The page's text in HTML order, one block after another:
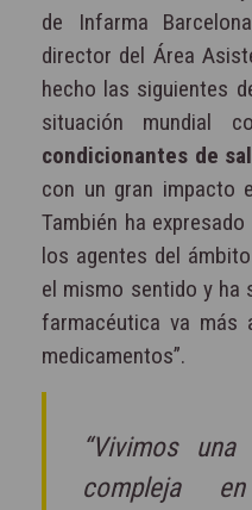
de Infarma
director del Área
hecho las siguientes
situación mundial
condicionantes de
con un gran impacto
También ha
los agentes del
el mismo sentido y ha
farmacéutica va más
medicamentos”.
“Vivimos
compleja